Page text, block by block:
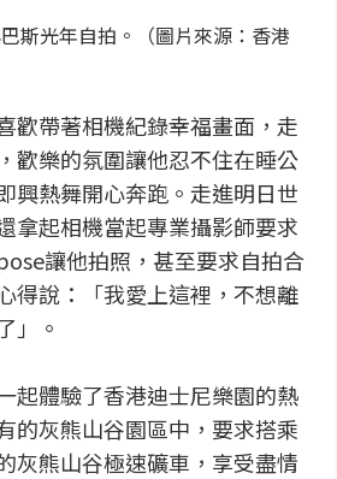
斯光年自拍。（圖片來源：香港
歡帶著相機紀錄幸福畫面，走
歡樂的氛圍讓他忍不住在睡公
興熱舞開心奔跑。走進明日世
拿起相機當起專業攝影師要求
讓他拍照，甚至要求自拍合
得說：「我愛上這裡，不想離
」。
起體驗了香港迪士尼樂園的熱
的灰熊山谷園區中，要求搭乘
灰熊山谷極速礦車，享受盡情